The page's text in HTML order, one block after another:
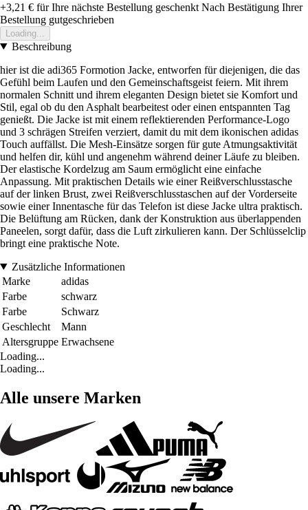
+3,21 € für Ihre nächste Bestellung geschenkt Nach Bestätigung Ihrer
Bestellung gutgeschrieben
Loading...
Beschreibung
hier ist die adi365 Formotion Jacke, entworfen für diejenigen, die das
Gefühl beim Laufen und den Gemeinschaftsgeist feiern. Mit ihrem
normalen Schnitt und ihrem eleganten Design bietet sie Komfort und
Stil, egal ob du den Asphalt bearbeitest oder einen entspannten Tag
genießt. Die Jacke ist mit einem reflektierenden Performance-Logo
und 3 schrägen Streifen verziert, damit du mit dem ikonischen adidas
Touch auffällst. Die Mesh-Einsätze sorgen für gute Atmungsaktivität
und helfen dir, kühl und angenehm während deiner Läufe zu bleiben.
Der elastische Kordelzug am Saum ermöglicht eine einfache
Anpassung. Mit praktischen Details wie einer Reißverschlusstasche
auf der linken Brust, zwei Reißverschlusstaschen auf der Vorderseite
sowie einer Innentasche für das Telefon ist diese Jacke ultra praktisch.
Die Belüftung am Rücken, dank der Konstruktion aus überlappenden
Paneelen, sorgt dafür, dass die Luft zirkulieren kann. Der Schlüsselclip
bringt eine praktische Note.
Zusätzliche Informationen
Marke
adidas
Farbe
schwarz
Farbe
Schwarz
Geschlecht
Mann
Altersgruppe Erwachsene
Loading...
Loading...
Alle unsere Marken